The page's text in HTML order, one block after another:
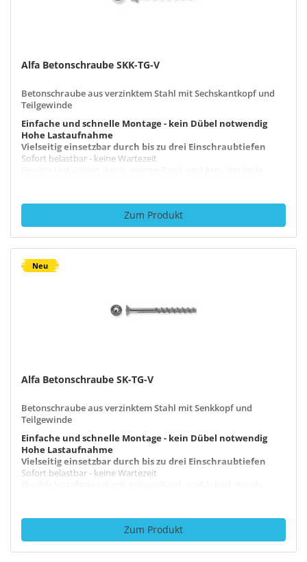
Alfa Betonschraube SKK-TG-V
Betonschraube aus verzinktem Stahl mit Sechskantkopf und
Teilgewinde
Einfache und schnelle Montage - kein Dübel notwendig
Hohe Lastaufnahme
Vielseitig einsetzbar durch bis zu drei Einschraubtiefen
Sofort belastbar - keine Wartezeit
Zum Produkt
Neu
Alfa Betonschraube SK-TG-V
Betonschraube aus verzinktem Stahl mit Senkkopf und
Teilgewinde
Einfache und schnelle Montage - kein Dübel notwendig
Hohe Lastaufnahme
Vielseitig einsetzbar durch bis zu drei Einschraubtiefen
Sofort belastbar - keine Wartezeit
Zum Produkt